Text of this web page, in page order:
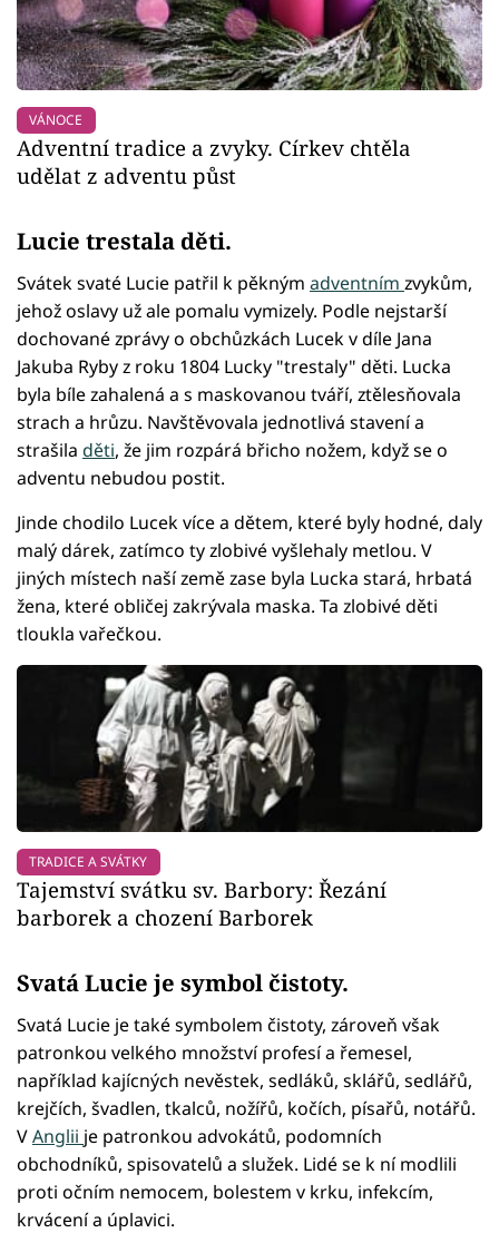
VÁNOCE
Adventní tradice a zvyky. Církev chtěla
udělat z adventu půst
Lucie trestala děti.
Svátek svaté Lucie patřil k pěkným adventním zvykům,
jehož oslavy už ale pomalu vymizely. Podle nejstarší
dochované zprávy o obchůzkách Lucek v díle Jana
Jakuba Ryby z roku 1804 Lucky "trestaly" děti. Lucka
byla bíle zahalená a s maskovanou tváří, ztělesňovala
strach a hrůzu. Navštěvovala jednotlivá stavení a
strašila děti, že jim rozpárá břicho nožem, když se o
adventu nebudou postit.
Jinde chodilo Lucek více a dětem, které byly hodné, daly
malý dárek, zatímco ty zlobivé vyšlehaly metlou. V
jiných místech naší země zase byla Lucka stará, hrbatá
žena, které obličej zakrývala maska. Ta zlobivé děti
tloukla vařečkou.
TRADICE A SVÁTKY
Tajemství svátku sv. Barbory: Řezání
barborek a chození Barborek
Svatá Lucie je symbol čistoty.
Svatá Lucie je také symbolem čistoty, zároveň však
patronkou velkého množství profesí a řemesel,
například kajícných nevěstek, sedláků, sklářů, sedlářů,
krejčích, švadlen, tkalců, nožířů, kočích, písařů, notářů.
VAnglii je patronkou advokátů, podomních
obchodníků, spisovatelů a služek. Lidé se k ní modlili
proti očním nemocem, bolestem v krku, infekcím,
krvácení a úplavici.